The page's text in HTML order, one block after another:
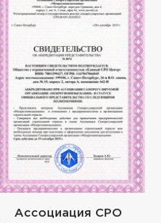
Ассоциация СРО